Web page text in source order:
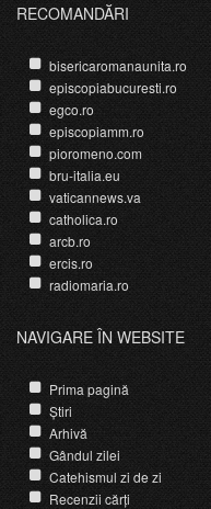
RECOMANDĂRI
bisericaromanaunita.ro
episcopiabucuresti.ro
egco.ro
episcopiamm.ro
pioromeno.com
bru-italia.eu
vaticannews.va
catholica.ro
arcb.ro
ercis.ro
radiomaria.ro
NAVIGARE ÎN WEBSITE
Prima pagină
Știri
Arhivă
Gândul zilei
Catehismul zi de zi
Recenzii cărți